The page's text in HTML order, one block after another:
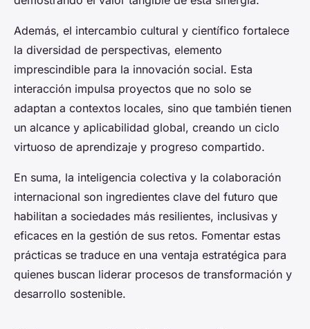
Además, el intercambio cultural y científico fortalece
la diversidad de perspectivas, elemento
imprescindible para la innovación social. Esta
interacción impulsa proyectos que no solo se
adaptan a contextos locales, sino que también tienen
un alcance y aplicabilidad global, creando un ciclo
virtuoso de aprendizaje y progreso compartido.
En suma, la inteligencia colectiva y la colaboración
internacional son ingredientes clave del futuro que
habilitan a sociedades más resilientes, inclusivas y
eficaces en la gestión de sus retos. Fomentar estas
prácticas se traduce en una ventaja estratégica para
quienes buscan liderar procesos de transformación y
desarrollo sostenible.